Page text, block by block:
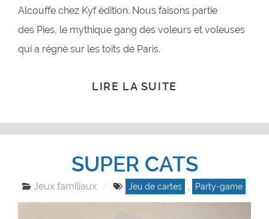
Alcouffe chez Kyf édition. Nous faisons partie
des Pies, le mythique gang des voleurs et voleuses
qui a régné sur les toits de Paris.
LIRE LA SUITE
SUPER CATS
Jeux familiaux Jeu de cartes Party-game